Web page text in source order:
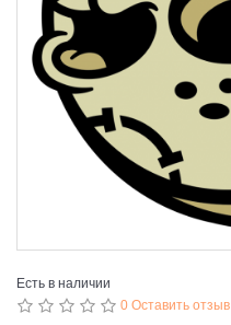
Есть в наличии
0 Оставить отзыв